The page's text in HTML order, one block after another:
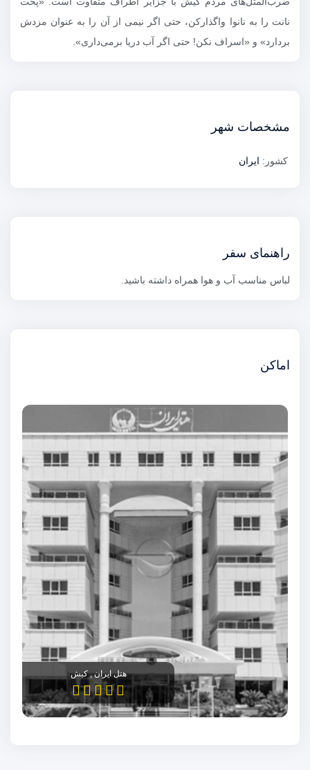
نانت را به نانوا واگذارکن، حتی اگر نیمی از آن را به عنوان مزدش
بردارد» و «اسراف نکن! حتی اگر آب دریا برمی‌داری».
مشخصات شهر
کشور: ایران
راهنمای سفر
لباس مناسب آب و هوا همراه داشته باشید.
اماکن
هتل ایران , کیش